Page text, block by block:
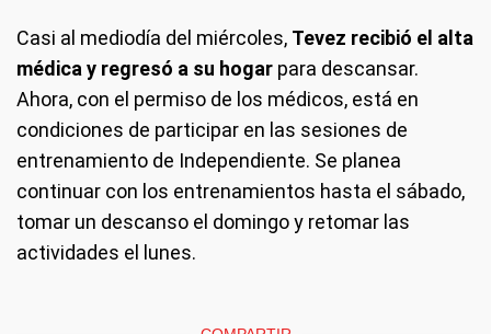
Casi al mediodía del miércoles, Tevez recibió el alta
médica y regresó a su hogar para descansar.
Ahora, con el permiso de los médicos, está en
condiciones de participar en las sesiones de
entrenamiento de Independiente. Se planea
continuar con los entrenamientos hasta el sábado,
tomar un descanso el domingo y retomar las
actividades el lunes.